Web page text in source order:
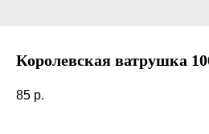
Королевская ватрушка
85 р.